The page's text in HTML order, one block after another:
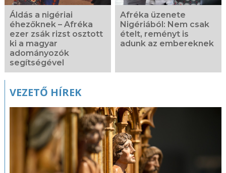
Áldás a nigériai
éhezőknek – Afréka
ezer zsák rizst osztott
ki a magyar
adományozók
segítségével
Afréka üzenete
Nigériából: Nem csak
ételt, reményt is
adunk az embereknek
VEZETŐ HÍREK